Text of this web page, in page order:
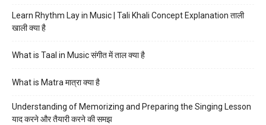
Learn Rhythm Lay in Music | Tali Khali Concept Explanation ताली
खाली क्या है
What is Taal in Music संगीत में ताल क्या है
What is Matra मात्रा क्या है
Understanding of Memorizing and Preparing the Singing Lesson
याद करने और तैयारी करने की समझ